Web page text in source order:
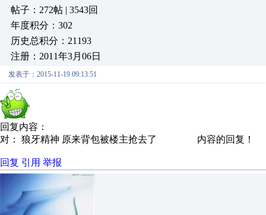
帖子：272帖 | 3543回
年度积分：302
历史总积分：21193
注册：2011年3月06日
发表于：2015-11-19 09:13:51
回复内容：
对： 狼牙精神 原来背包被楼主抢去了 内容的回复！
回复 引用 举报